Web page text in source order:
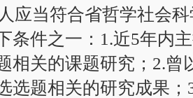
应当符合省哲学社会
条件之一：1.近5年内
相关的课题研究；2.曾
选题相关的研究成果